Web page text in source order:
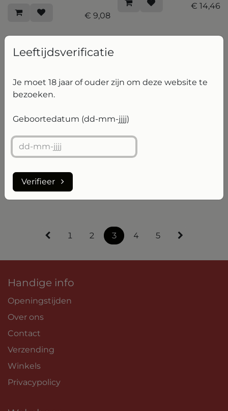
Leeftijdsverificatie
Je moet 18 jaar of ouder zijn om deze website te
bezoeken.
Geboortedatum (dd-mm-jjjj)
Verifieer
€ 9,08
€ 14,46
€18,60
Primitivo di Manduria
1 2 3 4 5
Handige info
Openingstijden
Over ons
Contact
Verzending
Winkels
Privacypolicy